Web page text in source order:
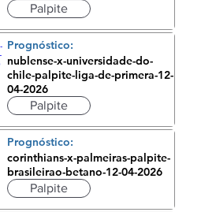
Palpite
Prognóstico:
nublense-x-universidade-do-
chile-palpite-liga-de-primera-12-
04-2026
Palpite
Prognóstico:
corinthians-x-palmeiras-palpite-
brasileirao-betano-12-04-2026
Palpite